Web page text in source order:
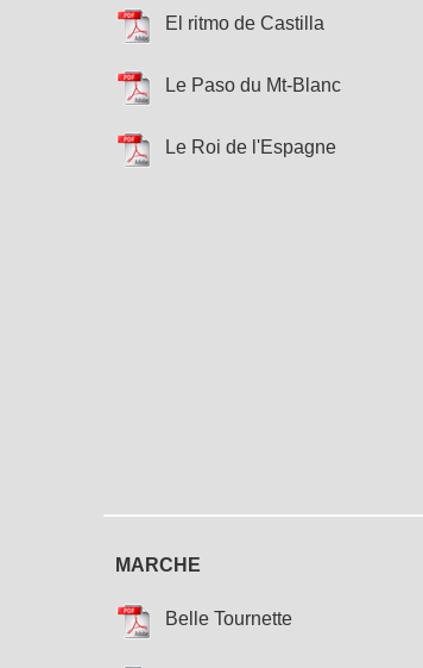
El ritmo de Castilla
Le Paso du Mt-Blanc
Le Roi de l'Espagne
MARCHE
Belle Tournette